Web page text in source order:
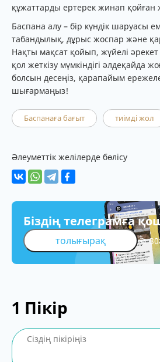
құжаттарды ертерек жинап қойған
Баспана алу – бір күндік шаруасы
табандылық, дұрыс жоспар және
Нақты мақсат қойып, жүйелі әрекет
қол жеткізу мүмкіндігі әлдеқайда
болсын десеңіз, қарапайым
шығармаңыз!
Баспанаға бағыт тиімді жол
Әлеуметтік желілерде бөлісу
Біздің телеграмға
толығырақ
1 Пікір